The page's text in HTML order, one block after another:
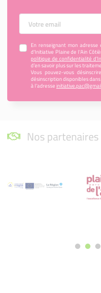
Votre Email
En renseignant mon
d'Initiative Plaine de l'Ain
politique de confidentialité
d’en savoir plus sur les
Vous pouvez-vous
désinscription disponibles
à l’adresse
Nos partenaires